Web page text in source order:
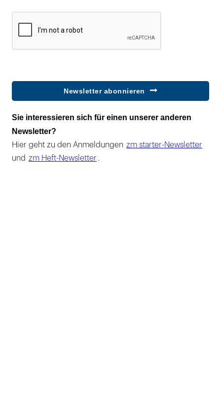
Newsletter abonnieren
Sie interessieren sich für einen unserer anderen
Newsletter?
Hier geht zu den Anmeldungen zm starter-Newsletter
und zm Heft-Newsletter .